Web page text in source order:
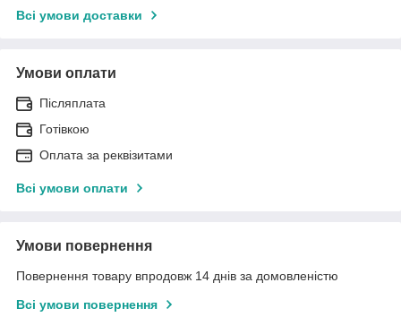
Всі умови доставки
Умови оплати
Післяплата
Готівкою
Оплата за реквізитами
Всі умови оплати
Умови повернення
Повернення товару впродовж 14 днів за домовленістю
Всі умови повернення